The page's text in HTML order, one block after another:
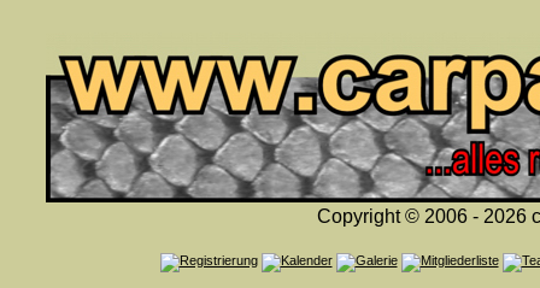
Copyright © 2006 - 2026